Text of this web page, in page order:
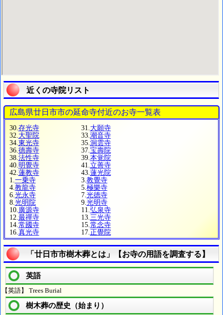
近くの寺院リスト
広島県廿日市市の延命寺付近のお寺一覧表
30. 存光寺 31. 大願寺
32. 大聖院 33. 潮音寺
34. 東光寺 35. 洞雲寺
36. 德壽寺 37. 宝壽院
38. 法性寺 39. 本覚院
40. 明覺寺 41. 立善寺
42. 蓮教寺 43. 蓮光院
1. 一乗寺 3. 教覺寺
4. 教龍寺 5. 極樂寺
6. 光永寺 7. 光徳寺
8. 光明院 9. 光明寺
10. 廣源寺 11. 弘泉寺
12. 最禪寺 13. 三光寺
14. 常國寺 15. 常念寺
16. 真光寺 17. 正覺院
「廿日市市樹木葬とは」【お寺の用語を調査する】
英語
【英語】 Trees Burial
樹木葬の歴史（始まり）